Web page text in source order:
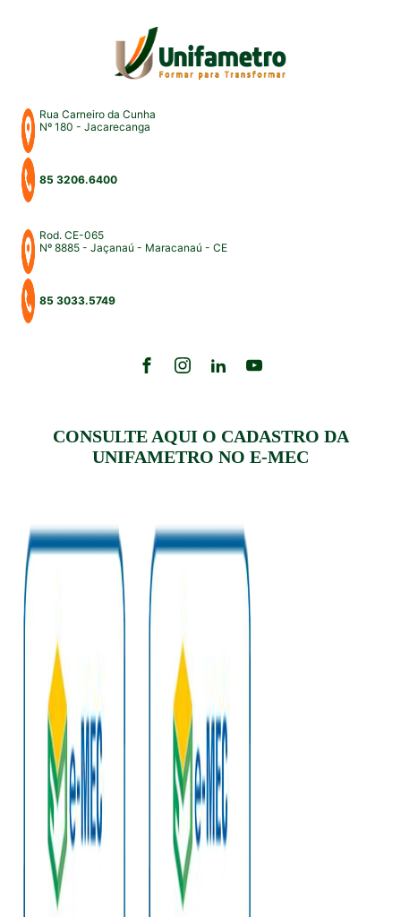
Rua Carneiro da Cunha
Nº 180 - Jacarecanga
85 3206.6400
Rod. CE-065
Nº 8885 - Jaçanaú - Maracanaú - CE
85 3033.5749
CONSULTE AQUI O CADASTRO DA
UNIFAMETRO NO E-MEC